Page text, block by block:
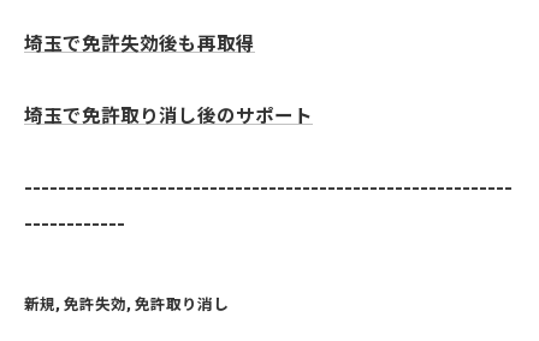
埼玉で免許失効後も再取得
埼玉で免許取り消し後のサポート
----------------------------------------------------------
------------
新規 免許失効 免許取り消し